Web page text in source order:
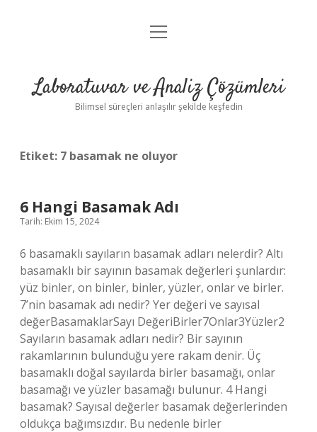
Anasayfa
Yasal Uyarı
menüyü
Laboratuvar ve Analiz Çözümleri
Bilimsel süreçleri anlaşılır şekilde keşfedin
Etiket: 7 basamak ne oluyor
6 Hangi Basamak Adı
Tarih: Ekim 15, 2024
6 basamaklı sayıların basamak adları nelerdir? Altı
basamaklı bir sayının basamak değerleri şunlardır:
yüz binler, on binler, binler, yüzler, onlar ve birler.
7’nin basamak adı nedir? Yer değeri ve sayısal
değerBasamaklarSayı DeğeriBirler7Onlar3Yüzler2
Sayıların basamak adları nedir? Bir sayının
rakamlarının bulunduğu yere rakam denir. Üç
basamaklı doğal sayılarda birler basamağı, onlar
basamağı ve yüzler basamağı bulunur. 4 Hangi
basamak? Sayısal değerler basamak değerlerinden
oldukça bağımsızdır. Bu nedenle birler